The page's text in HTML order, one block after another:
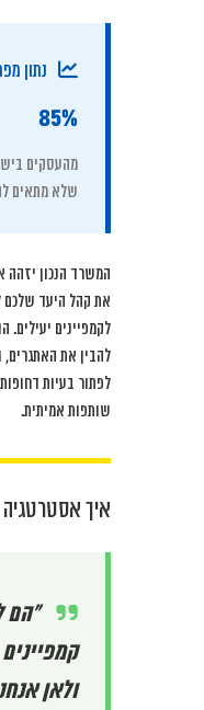
נתון
85%
מהעסקים
שלא מתאים
המשרד הנכון יזהה
את קהל היעד שלכם
לקמפיינים יעילים.
להבין את האתגרים,
לפתור בעיות
שותפות אמיתית.
איך
“הם
ולאן